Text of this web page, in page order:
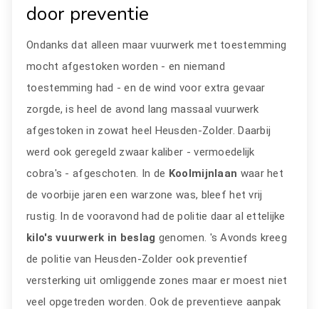
door preventie
Ondanks dat alleen maar vuurwerk met toestemming
mocht afgestoken worden - en niemand
toestemming had - en de wind voor extra gevaar
zorgde, is heel de avond lang massaal vuurwerk
afgestoken in zowat heel Heusden-Zolder. Daarbij
werd ook geregeld zwaar kaliber - vermoedelijk
cobra's - afgeschoten. In de Koolmijnlaan waar het
de voorbije jaren een warzone was, bleef het vrij
rustig. In de vooravond had de politie daar al ettelijke
kilo's vuurwerk in beslag genomen. 's Avonds kreeg
de politie van Heusden-Zolder ook preventief
versterking uit omliggende zones maar er moest niet
veel opgetreden worden. Ook de preventieve aanpak